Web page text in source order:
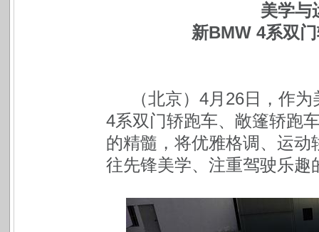
美学与
新BMW 4系双
（北京）4月26日，作
4系双门轿跑车、敞篷轿跑
的精髓，将优雅格调、运
往先锋美学、注重驾驶乐趣